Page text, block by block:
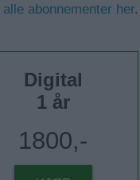
alle abonnementer her.
Digital
1 år
1800,-